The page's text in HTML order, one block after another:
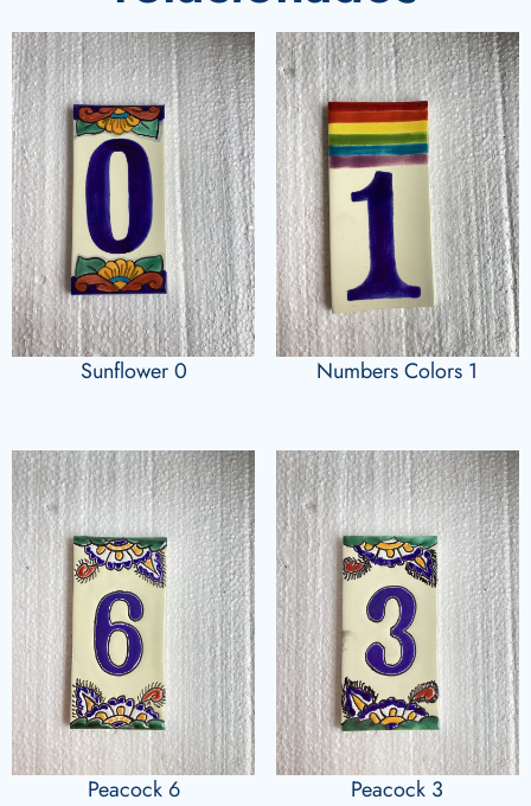
Sunflower 0 Numbers Colors 1
Peacock 6 Peacock 3